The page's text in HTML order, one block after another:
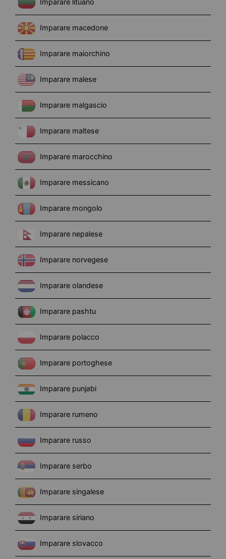
Imparare lituano
Imparare macedone
Imparare maiorchino
Imparare malese
Imparare malgascio
Imparare maltese
Imparare marocchino
Imparare messicano
Imparare mongolo
Imparare nepalese
Imparare norvegese
Imparare olandese
Imparare pashtu
Imparare polacco
Imparare portoghese
Imparare punjabi
Imparare rumeno
Imparare russo
Imparare serbo
Imparare singalese
Imparare siriano
Imparare slovacco